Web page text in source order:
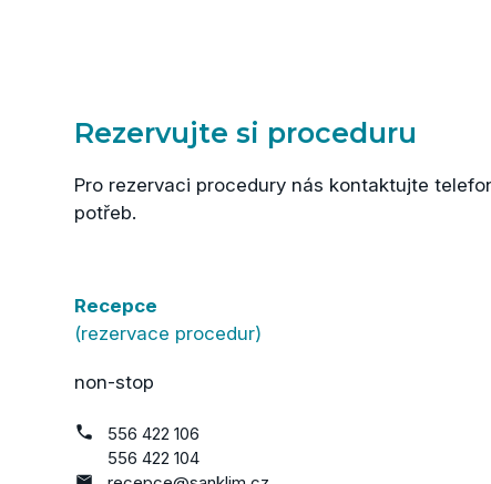
Rezervujte si proceduru
Pro rezervaci procedury nás kontaktujte
potřeb.
Recepce
(rezervace procedur)
non-stop
556 422 106
556 422 104